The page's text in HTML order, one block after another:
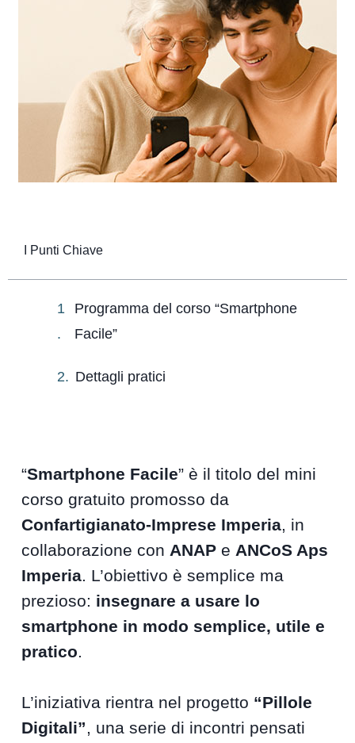
I Punti Chiave
Programma del corso “Smartphone
Facile”
Dettagli pratici
“Smartphone Facile” è il titolo del mini
corso gratuito promosso da
Confartigianato-Imprese Imperia, in
collaborazione con ANAP e ANCoS Aps
Imperia. L’obiettivo è semplice ma
prezioso: insegnare a usare lo
smartphone in modo semplice, utile e
pratico.
L’iniziativa rientra nel progetto “Pillole
Digitali”, una serie di incontri pensati